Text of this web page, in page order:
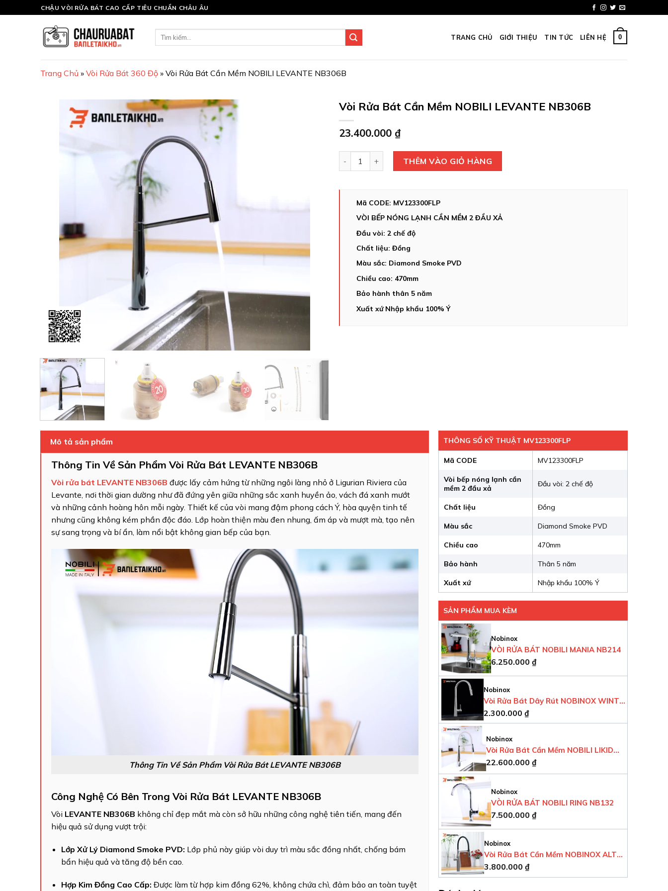
to
CHẬU VÒI RỬA BÁT CAO CẤP TIÊU CHUẨN CHÂU ÂU
Tìm
TRANG CHỦ GIỚI THIỆU TIN TỨC LIÊN HỆ 0
Trang Chủ » Vòi Rửa Bát 360 Độ» Vòi Rửa Bát Cần Mềm NOBILI LEVANTE NB306B
Vòi Rửa Bát Cần Mềm NOBILI LEVANTE NB306B
23.400.000 ₫
Vòi Rửa Bát Cần Mềm NOBILI LEVANTE NB306B số lượng
THÊM VÀO GIỎ HÀNG
Mã CODE: MV123300FLP
VÒI BẾP NÓNG LẠNH CẦN MỀM 2 ĐẦU XẢ
Đầu vòi: 2 chế độ
Chất liệu: Đồng
Màu sắc: Diamond Smoke PVD
Chiều cao: 470mm
Bảo hành thân 5 năm
Xuất xứ Nhập khẩu 100% Ý
Mô tả sản phẩm
Thông Tin Về Sản Phẩm Vòi Rửa Bát LEVANTE NB306B
Vòi rửa bát LEVANTE NB306B được lấy cảm hứng từ những ngôi làng nhỏ ở Ligurian Riviera của
Levante, nơi thời gian dường như đã đứng yên giữa những sắc xanh huyền ảo, vách đá xanh mướt
và những cảnh hoàng hôn mỗi ngày. Thiết kế của vòi mang đậm phong cách Ý, hòa quyện tinh tế
nhưng cũng không kém phần độc đáo. Lớp hoàn thiện màu đen nhung, ấm áp và mượt mà, tạo nên
sự sang trọng và bí ẩn, làm nổi bật không gian bếp của bạn.
Thông Tin Về Sản Phẩm Vòi Rửa Bát LEVANTE NB306B
Công Nghệ Có Bên Trong Vòi Rửa Bát LEVANTE NB306B
Vòi LEVANTE NB306B không chỉ đẹp mắt mà còn sở hữu những công nghệ tiên tiến, mang đến
hiệu quả sử dụng vượt trội:
Lớp Xử Lý Diamond Smoke PVD: Lớp phủ này giúp vòi duy trì màu sắc đồng nhất, chống bám
bẩn hiệu quả và tăng độ bền cao.
Hợp Kim Đồng Cao Cấp: Được làm từ hợp kim đồng 62%, không chứa chì, đảm bảo an toàn tuyệt
THÔNG SỐ KỸ THUẬT MV123300FLP
Mã CODE MV123300FLP
Vòi bếp nóng lạnh cần
mềm 2 đầu xả
Đầu vòi: 2 chế độ
Chất liệu Đồng
Màu sắc Diamond Smoke PVD
Chiều cao 470mm
Bảo hành Thân 5 năm
Xuất xứ Nhập khẩu 100% Ý
SẢN PHẨM MUA KÈM
Nobinox
VÒI RỬA BÁT NOBILI MANIA NB214
6.250.000₫
Nobinox
Vòi Rửa Bát Dây Rút NOBINOX WINTO
NX501
2.300.000 ₫
Nobinox
Vòi Rửa Bát Cần Mềm NOBILI LIKID
NB880
22.600.000₫
Nobinox
VÒI RỬA BÁT NOBILI RING NB132
7.500.000₫
Nobinox
Vòi Rửa Bát Cần Mềm NOBINOX ALTO
NX560
3.800.000₫